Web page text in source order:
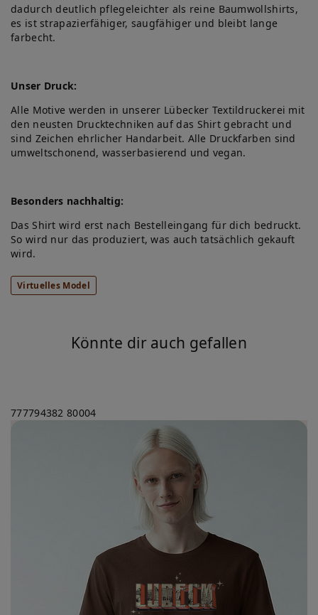
dadurch deutlich pflegeleichter als reine Baumwollshirts,
es ist strapazierfähiger, saugfähiger und bleibt lange
farbecht.
Unser Druck:
Alle Motive werden in unserer Lübecker Textildruckerei mit
den neusten Drucktechniken auf das Shirt gebracht und
sind Zeichen ehrlicher Handarbeit. Alle Druckfarben sind
umweltschonend, wasserbasierend und vegan.
Besonders nachhaltig:
Das Shirt wird erst nach Bestelleingang für dich bedruckt.
So wird nur das produziert, was auch tatsächlich gekauft
wird.
Virtuelles Model
Könnte dir auch gefallen
777794382 80004